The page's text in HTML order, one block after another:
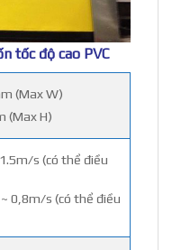
tốc độ cao PVC
(Max W)
(Max H)
s (có thể điều
0,8m/s (có thể điều